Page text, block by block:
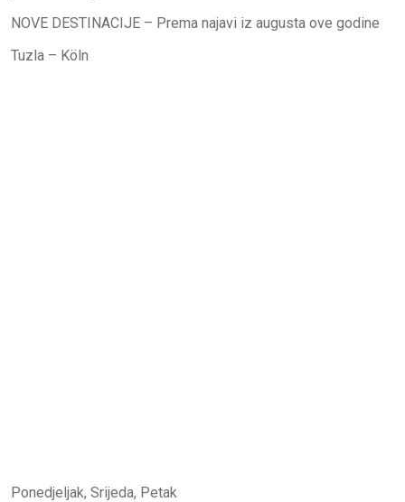
NOVE DESTINACIJE – Prema najavi iz augusta ove godine
Tuzla – Köln
Ponedjeljak, Srijeda, Petak